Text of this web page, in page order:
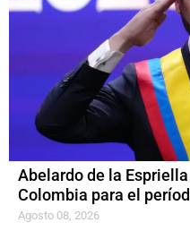
Abelardo de la
Colombia para el
Agosto 08, 2026